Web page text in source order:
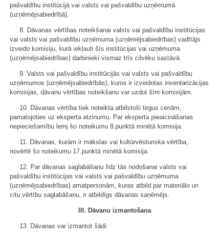
pašvaldību institūcijā vai valsts vai pašvaldību uzņēmumā
(uzņēmējsabiedrībā).
8. Dāvanas vērtības noteikšanai valsts vai pašvaldību institūcijas
vai valsts vai pašvaldību uzņēmuma (uzņēmējsabiedrības) vadītājs
izveido komisiju, kurā iekļauti šīs institūcijas vai uzņēmuma
(uzņēmējsabiedrības) darbinieki vismaz trīs cilvēku sastāvā.
9. Valsts vai pašvaldību institūcijās vai valsts vai pašvaldību
uzņēmumos (uzņēmējsabiedrībās), kuros ir izveidotas inventarizācijas
komisijas, dāvanu vērtības noteikšanu var uzdot šīm komisijām.
10. Dāvanas vērtība tiek noteikta atbilstoši tirgus cenām,
pamatojoties uz eksperta atzinumu. Par eksperta pieaicināšanas
nepieciešamību lemj šo noteikumu 8.punktā minētā komisija.
11. Dāvanas, kurām ir mākslas vai kultūrvēsturiska vērtība,
novērtē šo noteikumu 17.punktā minētā komisija.
12. Par dāvanas saglabāšanu līdz tās nodošanai valsts vai
pašvaldību institūcijas vai valsts vai pašvaldību uzņēmuma
(uzņēmējsabiedrības) amatpersonām, kuras atbild par materiālo un
citu vērtību saglabāšanu, ir atbildīgs dāvanas saņēmējs.
III. Dāvanu izmantošana
13. Dāvanas var izmantot šādi: